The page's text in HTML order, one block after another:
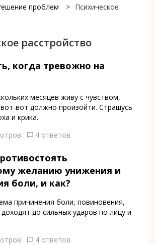
проблем > Психическое
расстройство
когда тревожно на
месяцев живу с чувством,
вот должно произойти. Страшусь
и крика.
4 ответов
желанию унижения и
боли, и как?
причинения боли, повиновения,
до сильных ударов по лицу и
4 ответов